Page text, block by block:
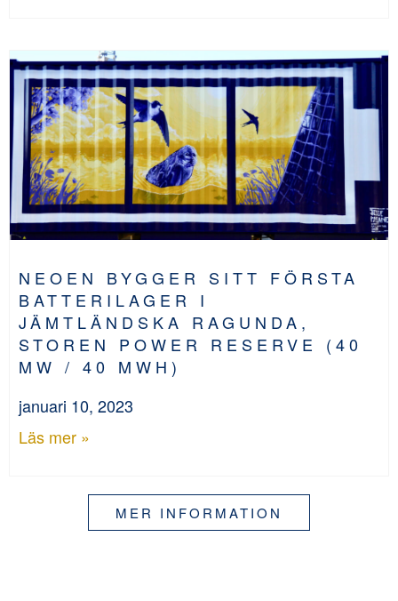
NEOEN BYGGER SITT FÖRSTA
BATTERILAGER I
JÄMTLÄNDSKA RAGUNDA,
STOREN POWER RESERVE (40
MW / 40 MWH)
januari 10, 2023
Läs mer »
MER INFORMATION